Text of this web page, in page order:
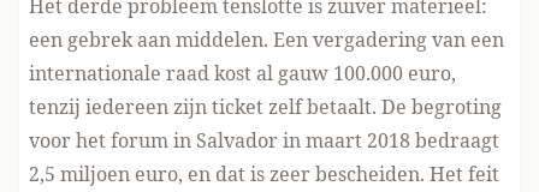
Het derde probleem tenslotte is zuiver materieel:
een gebrek aan middelen. Een vergadering van een
internationale raad kost al gauw 100.000 euro,
tenzij iedereen zijn ticket zelf betaalt. De begroting
voor het forum in Salvador in maart 2018 bedraagt
2,5 miljoen euro, en dat is zeer bescheiden. Het feit